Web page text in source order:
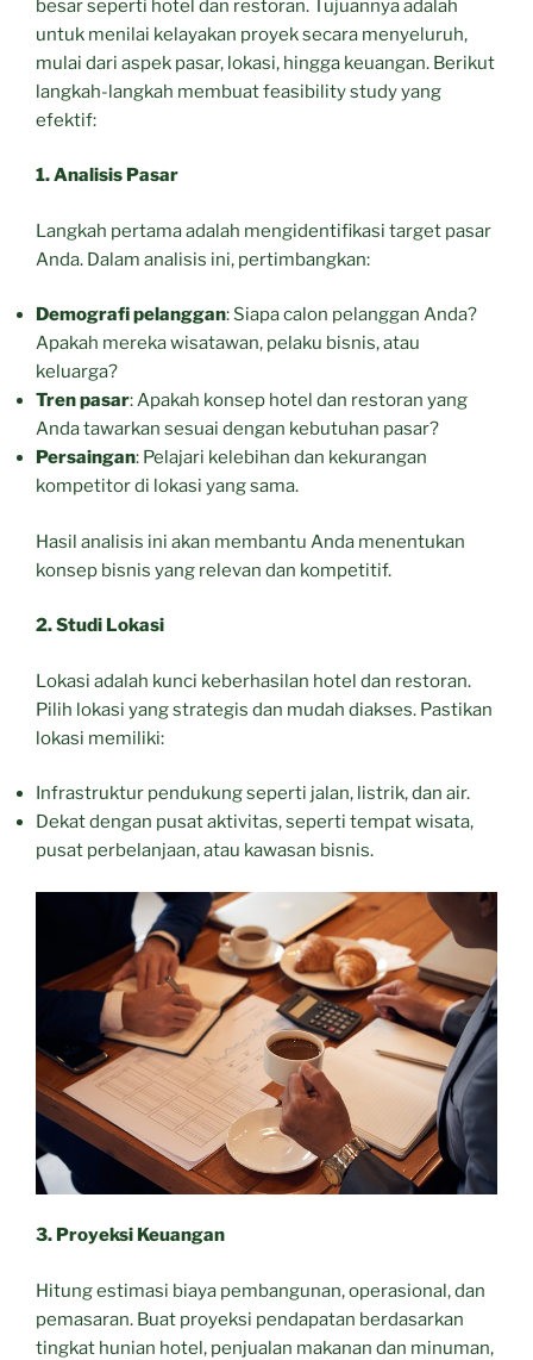
besar seperti hotel dan restoran. Tujuannya adalah
untuk menilai kelayakan proyek secara menyeluruh,
mulai dari aspek pasar, lokasi, hingga keuangan. Berikut
langkah-langkah membuat feasibility study yang
efektif:
1. Analisis Pasar
Langkah pertama adalah mengidentifikasi target pasar
Anda. Dalam analisis ini, pertimbangkan:
Demografi pelanggan: Siapa calon pelanggan Anda?
Apakah mereka wisatawan, pelaku bisnis, atau
keluarga?
Tren pasar: Apakah konsep hotel dan restoran yang
Anda tawarkan sesuai dengan kebutuhan pasar?
Persaingan: Pelajari kelebihan dan kekurangan
kompetitor di lokasi yang sama.
Hasil analisis ini akan membantu Anda menentukan
konsep bisnis yang relevan dan kompetitif.
2. Studi Lokasi
Lokasi adalah kunci keberhasilan hotel dan restoran.
Pilih lokasi yang strategis dan mudah diakses. Pastikan
lokasi memiliki:
Infrastruktur pendukung seperti jalan, listrik, dan air.
Dekat dengan pusat aktivitas, seperti tempat wisata,
pusat perbelanjaan, atau kawasan bisnis.
3. Proyeksi Keuangan
Hitung estimasi biaya pembangunan, operasional, dan
pemasaran. Buat proyeksi pendapatan berdasarkan
tingkat hunian hotel, penjualan makanan dan minuman,